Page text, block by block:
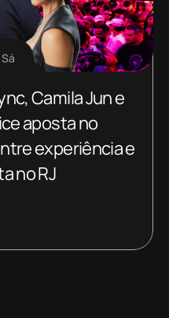
Camila Jun e
aposta no
experiência e
no RJ